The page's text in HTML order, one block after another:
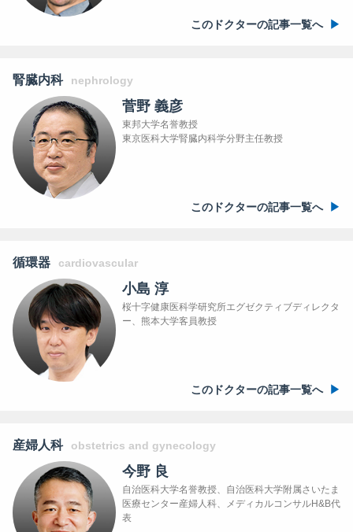
このドクターの記事一覧へ
腎臓内科 nephrology
菅野 義彦
東邦大学名誉教授
東京医科大学腎臓内科学分野主任教授
このドクターの記事一覧へ
循環器 cardiovascular
小島 淳
桜十字健康医科学研究所エグゼクティブディレクタ
ー、熊本大学客員教授
このドクターの記事一覧へ
産婦人科 obstetrics and gynecology
今野 良
自治医科大学名誉教授、自治医科大学附属さいたま
医療センター産婦人科、メディカルコンサルH&B代
表